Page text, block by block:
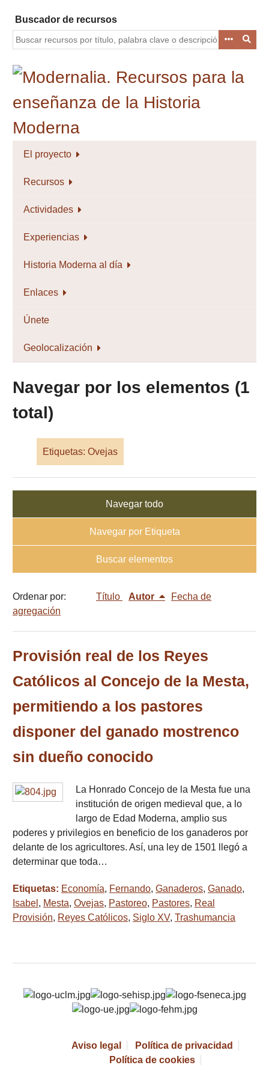
contenido
principal
Buscador de recursos
El proyecto
Recursos
Actividades
Experiencias
Historia Moderna al día
Enlaces
Únete
Geolocalización
Navegar por los elementos (1
total)
Etiquetas: Ovejas
Navegar todo
Navegar por Etiqueta
Buscar elementos
Ordenar por: Título Autor
Fecha de
agregación
Provisión real de los Reyes
Católicos al Concejo de la Mesta,
permitiendo a los pastores
disponer del ganado mostrenco
sin dueño conocido
La Honrado Concejo de la Mesta fue una
institución de origen medieval que, a lo
largo de Edad Moderna, amplio sus
poderes y privilegios en beneficio de los ganaderos por
delante de los agricultores. Así, una ley de 1501 llegó a
determinar que toda…
Etiquetas: Economía, Fernando, Ganaderos, Ganado,
Isabel , Mesta, Ovejas, Pastoreo, Pastores, Real
Provisión, Reyes Católicos, Siglo XV, Trashumancia
Aviso legal
Política de privacidad
Política de cookies